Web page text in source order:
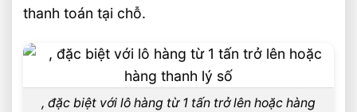
thanh toán tại chỗ.
, đặc biệt với lô hàng từ 1 tấn trở lên hoặc hàng